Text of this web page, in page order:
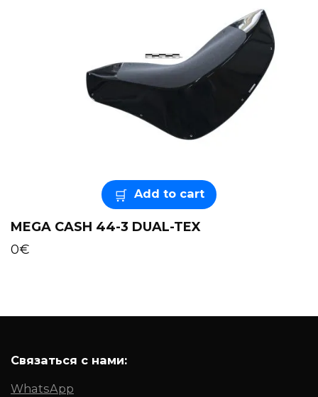
Add to cart
MEGA CASH 44-3 DUAL-TEX
0€
Связаться с нами:
WhatsApp